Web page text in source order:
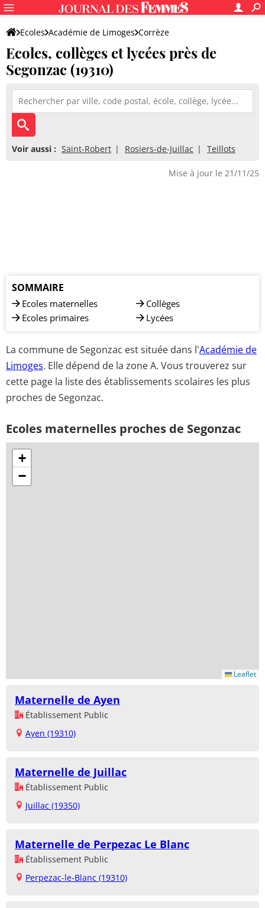
Ecoles Académie de Limoges Corrèze
Ecoles, collèges et lycées près de
Segonzac (19310)
Voir aussi : Saint-Robert Rosiers-de-Juillac Teillots
Mise à jour le 21/11/25
SOMMAIRE
Ecoles maternelles
Ecoles primaires
Collèges
Lycées
La commune de Segonzac est située dans l'Académie de
Limoges. Elle dépend de la zone A. Vous trouverez sur
cette page la liste des établissements scolaires les plus
proches de Segonzac.
Ecoles maternelles proches de Segonzac
+
−
Leaflet
Maternelle de Ayen
Établissement Public
Ayen (19310)
Maternelle de Juillac
Établissement Public
Juillac (19350)
Maternelle de Perpezac Le Blanc
Établissement Public
Perpezac-le-Blanc (19310)